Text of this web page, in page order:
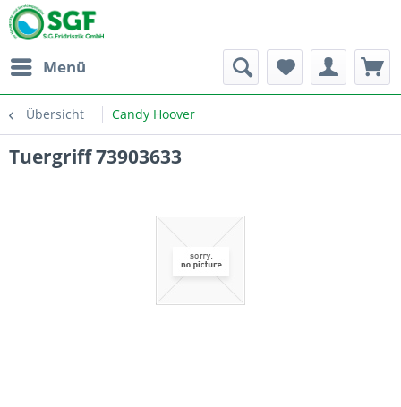
Menü
Übersicht Candy Hoover
Tuergriff 73903633